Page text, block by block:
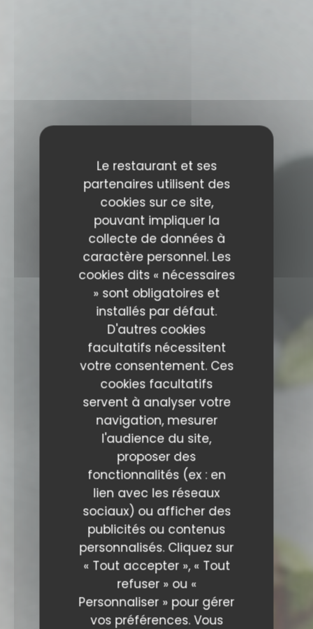
Le restaurant et ses
partenaires utilisent des
cookies sur ce site,
pouvant impliquer la
collecte de données à
caractère personnel. Les
cookies dits « nécessaires
» sont obligatoires et
installés par défaut.
D'autres cookies
facultatifs nécessitent
votre consentement. Ces
cookies facultatifs
servent à analyser votre
navigation, mesurer
l'audience du site,
proposer des
fonctionnalités (ex : en
lien avec les réseaux
sociaux) ou afficher des
publicités ou contenus
personnalisés. Cliquez sur
« Tout accepter », « Tout
refuser » ou «
Personnaliser » pour gérer
vos préférences. Vous